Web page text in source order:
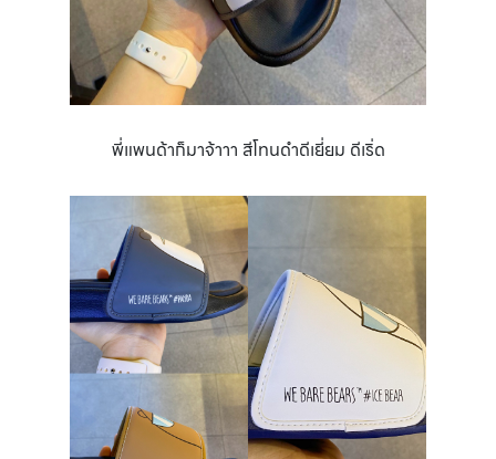
พี่แพนด้าก็มาจ้าาา สีโทนดำดีเยี่ยม ดีเริ่ด